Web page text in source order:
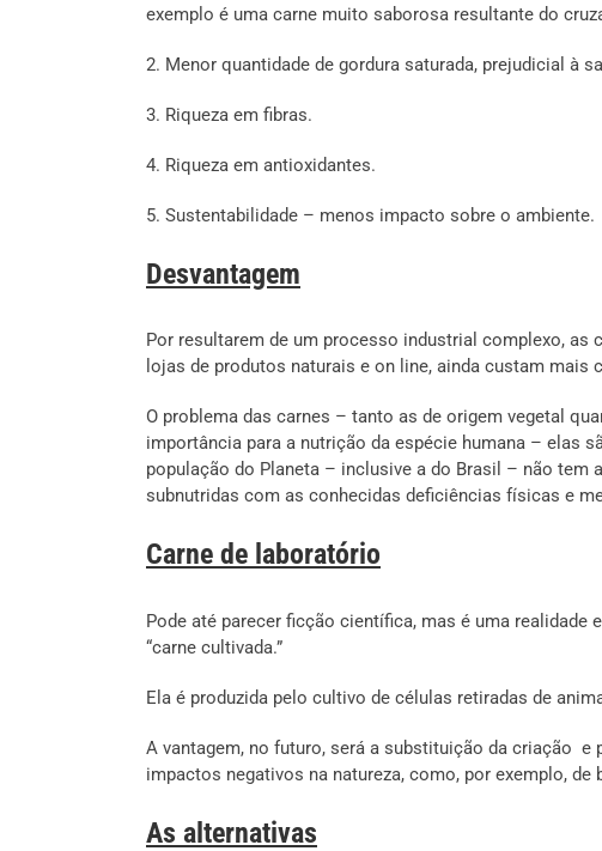
exemplo é uma carne muito saborosa resultante do
2. Menor quantidade de gordura saturada, prejudicial à
3. Riqueza em fibras.
4. Riqueza em antioxidantes.
5. Sustentabilidade – menos impacto sobre o ambiente.
Desvantagem
Por resultarem de um processo industrial complexo, as
lojas de produtos naturais e on line, ainda custam mais
O problema das carnes – tanto as de origem vegetal
importância para a nutrição da espécie humana – elas
população do Planeta – inclusive a do Brasil – não tem
subnutridas com as conhecidas deficiências físicas e
Carne de laboratório
Pode até parecer ficção científica, mas é uma realidade
“carne cultivada.”
Ela é produzida pelo cultivo de células retiradas de
A vantagem, no futuro, será a substituição da criação e
impactos negativos na natureza, como, por exemplo, de
As alternativas